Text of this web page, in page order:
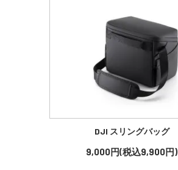
DJI スリングバッグ
9,000円(税込9,900円)